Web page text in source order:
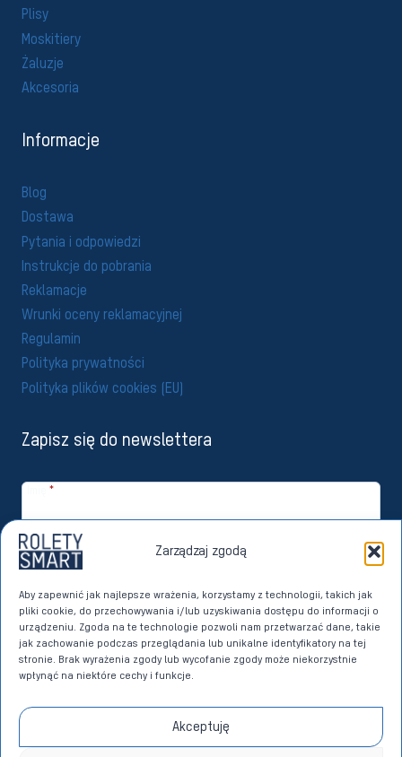
Zarządzaj zgodą
Aby zapewnić jak najlepsze wrażenia, korzystamy z technologii, takich jak
pliki cookie, do przechowywania i/lub uzyskiwania dostępu do informacji o
urządzeniu. Zgoda na te technologie pozwoli nam przetwarzać dane, takie
jak zachowanie podczas przeglądania lub unikalne identyfikatory na tej
stronie. Brak wyrażenia zgody lub wycofanie zgody może niekorzystnie
wpłynąć na niektóre cechy i funkcje.
Akceptuję
Plisy
Moskitiery
Żaluzje
Akcesoria
Informacje
Blog
Dostawa
Pytania i odpowiedzi
Instrukcje do pobrania
Reklamacje
Wrunki oceny reklamacyjnej
Regulamin
Polityka prywatności
Polityka plików cookies (EU)
Zapisz się do newslettera
*
Email*
Zapisuję się
Wyrażam zgodę na przetwarzanie moich danych osobowych przez
Imperoll sp. z o.o. z siedzibą w Sierakowicach w celach marketingu
bezpośredniego dotyczącego własnych produktów i usług. Dane w
tym celu przetwarzane będą na podstawie art. 6 ust. 1 lit. a)
27 kwietnia 2016 roku w sprawie ochrony osób fizycznych w związku z
przetwarzaniem danych osobowych i w sprawie swobodnego